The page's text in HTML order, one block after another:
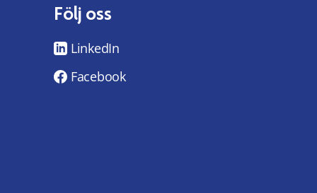
Följ oss
LinkedIn
Facebook